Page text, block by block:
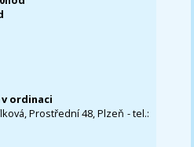
ordinaci
Prostřední 48, Plzeň - tel.: